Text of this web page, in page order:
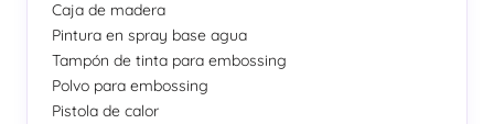
Caja de madera
Pintura en spray base agua
Tampón de tinta para embossing
Polvo para embossing
Pistola de calor